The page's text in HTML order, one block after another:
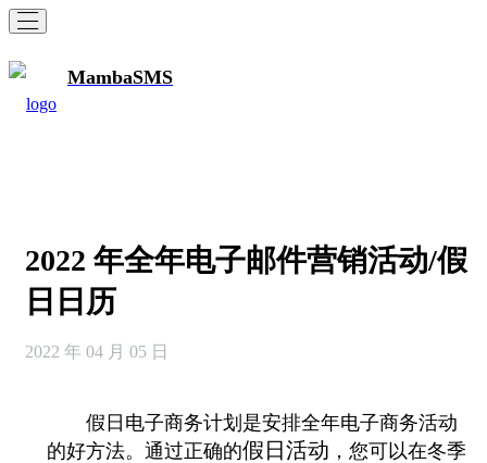
MambaSMS
2022 年全年电子邮件营销活动/假
日日历
2022 年 04 月 05 日
假日电子商务计划是安排全年电子商务活动
的好方法。通过正确的假日活动 ，您可以在冬季